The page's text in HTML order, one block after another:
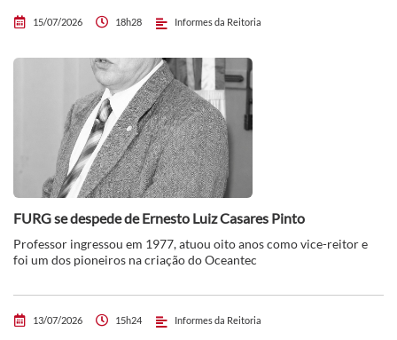
15/07/2026 18h28 Informes da Reitoria
FURG se despede de Ernesto Luiz Casares Pinto
Professor ingressou em 1977, atuou oito anos como vice-reitor e
foi um dos pioneiros na criação do Oceantec
13/07/2026 15h24 Informes da Reitoria